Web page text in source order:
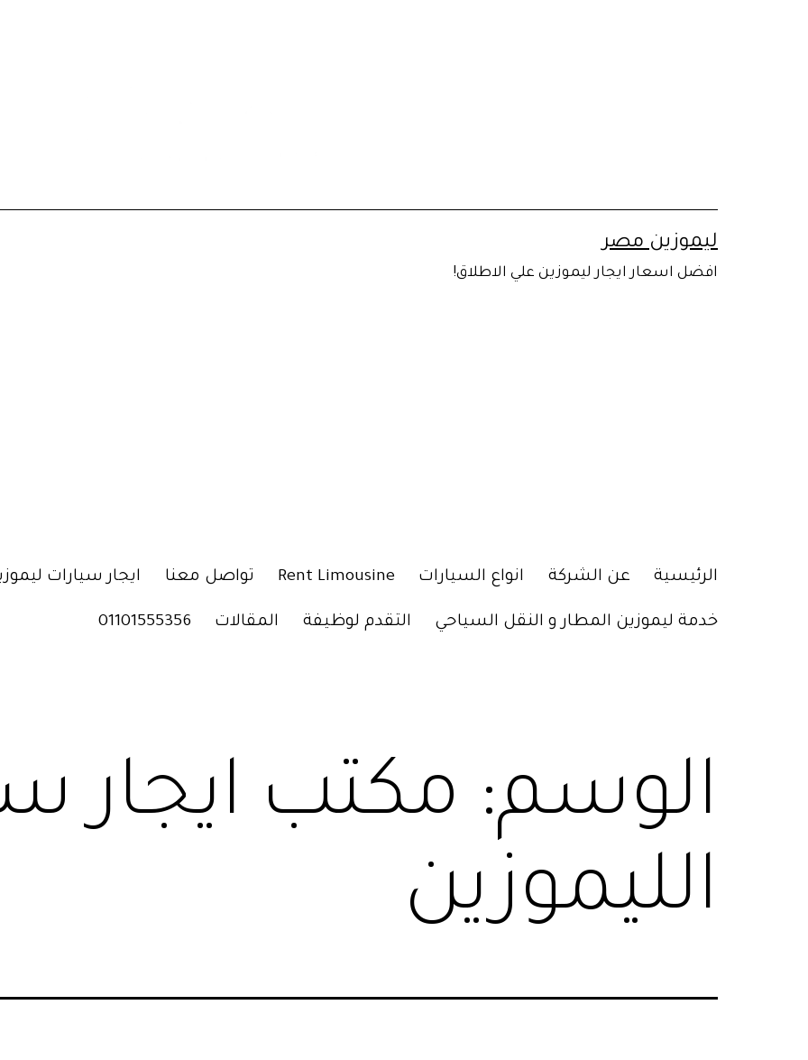
ليموزين مصر
افضل اسعار ايجار ليموزين علي الاطلاق!
الرئيسية عن الشركة انواع السيارات Rent Limousine تواصل معنا ايجار سيارات
خدمة ليموزين المطار و النقل السياحي التقدم لوظيفة المقالات 01101555356
الوسم: مكتب ايجار
الليموزين